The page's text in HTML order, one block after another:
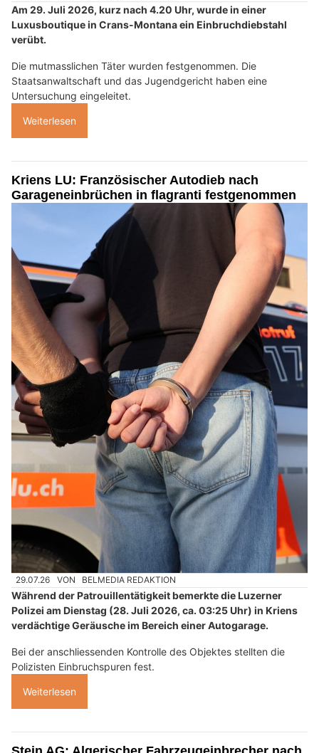
Am 29. Juli 2026, kurz nach 4.20 Uhr, wurde in einer
Luxusboutique in Crans-Montana ein Einbruchdiebstahl
verübt.
Die mutmasslichen Täter wurden festgenommen. Die
Staatsanwaltschaft und das Jugendgericht haben eine
Untersuchung eingeleitet.
Weiterlesen
Kriens LU: Französischer Autodieb nach
Garageneinbrüchen in flagranti festgenommen
29.07.26 VON BELMEDIA REDAKTION
Während der Patrouillentätigkeit bemerkte die Luzerner
Polizei am Dienstag (28. Juli 2026, ca. 03:25 Uhr) in Kriens
verdächtige Geräusche im Bereich einer Autogarage.
Bei der anschliessenden Kontrolle des Objektes stellten die
Polizisten Einbruchspuren fest.
Weiterlesen